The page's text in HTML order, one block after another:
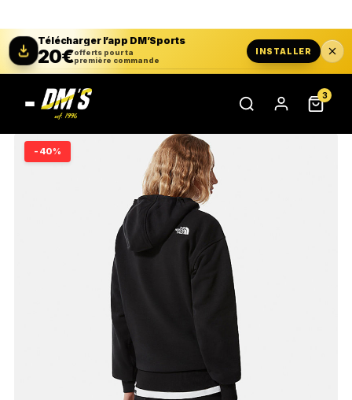
Télécharger l’app DM’Sports
20€offerts pour ta
première commande
INSTALLER
3
-40%